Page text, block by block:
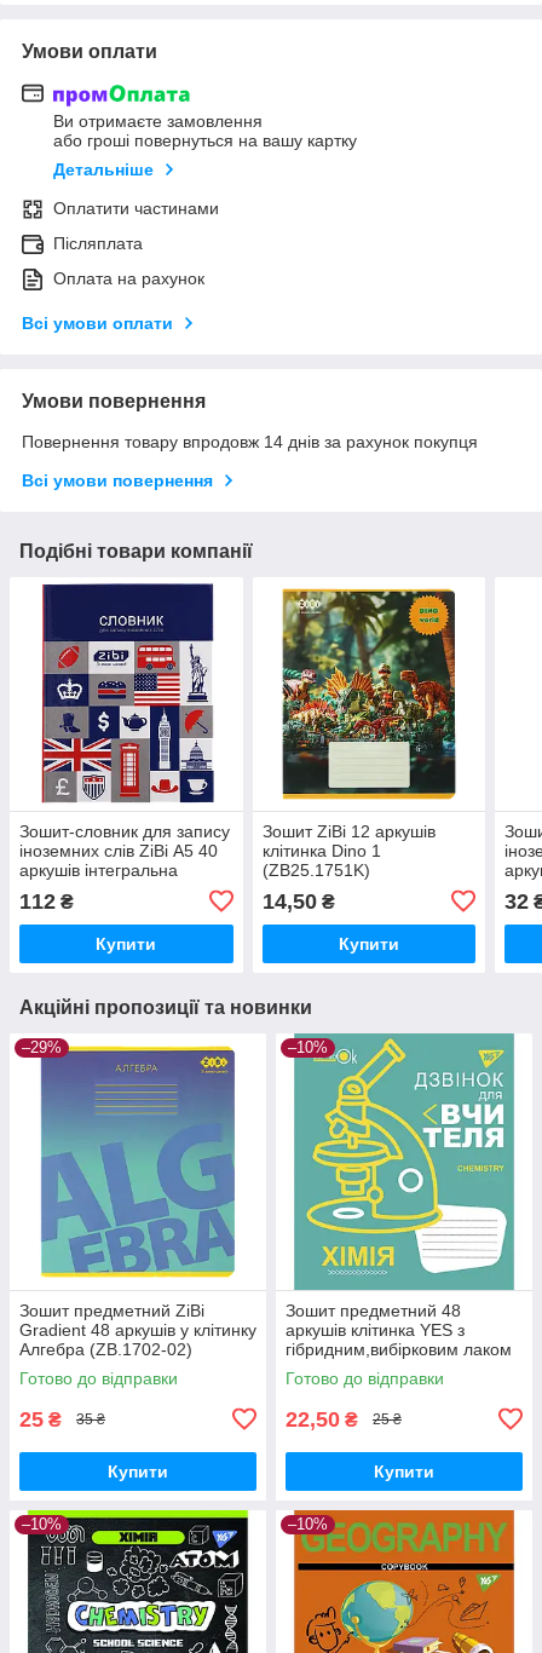
Умови оплати
Ви отримаєте замовлення
або гроші повернуться на вашу картку
Детальніше
Оплатити частинами
Післяплата
Оплата на рахунок
Всі умови оплати
Умови повернення
Повернення товару впродовж 14 днів за рахунок покупця
Всі умови повернення
Подібні товари компанії
Зошит-словник для запису
іноземних слів ZiBi А5 40
аркушів інтегральна
112 ₴
Купити
Зошит ZiBi 12 аркушів
клітинка Dino 1
(ZB25.1751K)
14,50₴
Купити
32
Акційні пропозиції та новинки
–29%
Зошит предметний ZiBi
Gradient 48 аркушів у клітинку
Алгебра (ZB.1702-02)
Готово до відправки
25 ₴ 35 ₴
Купити
–10%
Зошит предметний 48
аркушів клітинка YES з
гібридним,вибірковим лаком
ХІМІЯ (Fun school subjects)
Готово до відправки
22,50 ₴ 25 ₴
Купити
–10% –10%